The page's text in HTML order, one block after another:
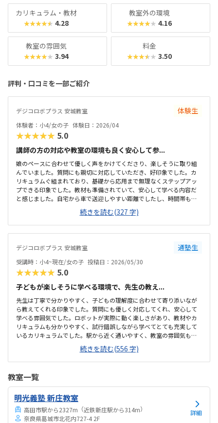
カリキュラム・教材
★★★★★ 4.28
教室外の環境
★★★★★ 4.16
教室の雰囲気
★★★★★ 3.94
料金
★★★★★ 3.50
評判・口コミを一部ご紹介
デジコロボプラス 安城教室 体験生
体験者：小4/女の子 体験日：2026/04
★★★★★ 5.0
講師の方の対応や教室の環境も良く安心して参...
娘のペースに合わせて優しく声をかけてくださり、楽しそうに取り組
んでいました。質問にも親切に対応していただき、好印象でした。カ
リキュラムぐ組まれており、基礎から応用まで無理なくステップアッ
プできる印象でした。教材も準備されていて、安心して学べる内容だ
と感じました。自宅から車で送迎しやすい距離でしたし、時間帯も無
理なく通える範囲で、安心して続けられそうです。教材がきちんと整
備されており学習に集中できる環境だと感じました。教室全体の雰囲
気も明るく初めてでも入りやすかったです。ロボット教材や指導の質
を踏まえると料金は適切だと思います。。内容に見合った価格だと感
気づくりがされていると感じました。
続きを読む(327 字)
デジコロボプラス 安城教室 通塾生
受講時：小4~現在/女の子 投稿日：2026/05/30
★★★★★ 5.0
子どもが楽しそうに学べる環境で、先生の教え...
先生は丁寧で分かりやすく、子どもの理解度に合わせて寄り添いなが
ら教えてくれる印象でした。質問にも優しく対応してくれ、安心して
学べる雰囲気でした。ロボットが実際に動く楽しさがあり、教材やカ
リキュラムも分かりやすく、試行錯誤しながら学べてとても充実して
いるカリキュラムでした。駅から近く通いやすく、教室の雰囲気も明
るく安心して通えました。教室は明るく学びやすい雰囲気でしたが、
共同のトイレが和式のみしかなく、娘が和式トイレを使えないため設
備面がもう少し配慮されていると安心して通えると感じました。料金
ラムやサポート面を考えると納得できる価格で、安心して続けられる
と感じました。教室は明るく安心でき、子どもが楽しそうに取り組む
姿が親として嬉しかったです。特にロボットが動いた瞬間の笑顔が印
象的で、意欲的に学べる環境だと感じました。教室自体...
続きを読む(556 字)
教室一覧
明光義塾 新庄教室
高田市駅から2327m （近鉄新庄駅から314m）
奈良県葛城市北花内727-4 2F
詳細